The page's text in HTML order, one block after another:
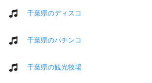
千葉県のディスコ
千葉県のパチンコ
千葉県の観光牧場